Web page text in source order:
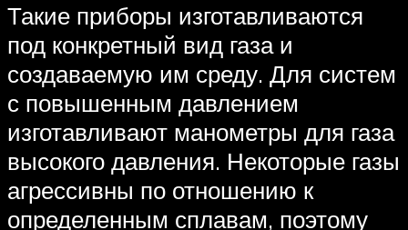
Такие приборы изготавливаются
под конкретный вид газа и
создаваемую им среду. Для систем
с повышенным давлением
изготавливают манометры для газа
высокого давления. Некоторые газы
агрессивны по отношению к
определенным сплавам, поэтому